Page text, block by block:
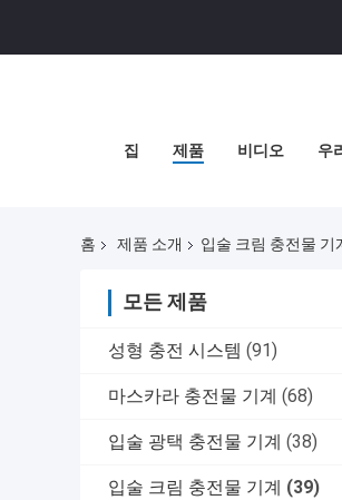
집 제품 비디오 우
홈 제품 소개 입술 크림 충전물 기
모든 제품
성형 충전 시스템 (91)
마스카라 충전물 기계 (68)
입술 광택 충전물 기계 (38)
입술 크림 충전물 기계 (39)